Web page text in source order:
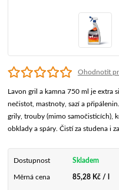
Ohodnotit
Lavon gril a kamna 750 ml je extra
nečistot, mastnoty, sazí a
grily, trouby (mimo samočisticích),
obklady a spáry. Čistí za studena i
Dostupnost Skladem
Měrná cena 85,28 Kč / l